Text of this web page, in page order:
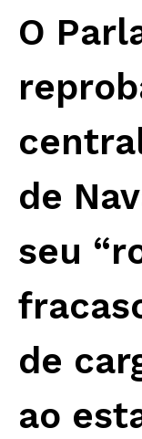
O
de
seu
de
ao